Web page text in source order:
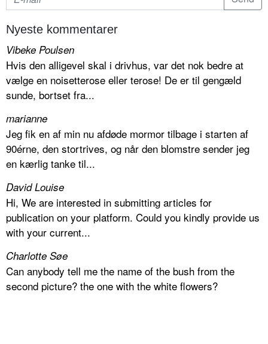
Nyeste kommentarer
Vibeke Poulsen
Hvis den alligevel skal i drivhus, var det nok bedre at
vælge en noisetterose eller terose! De er til gengæld
sunde, bortset fra...
marianne
Jeg fik en af min nu afdøde mormor tilbage i starten af
90érne, den stortrives, og når den blomstre sender jeg
en kærlig tanke til...
David Louise
Hi, We are interested in submitting articles for
publication on your platform. Could you kindly provide us
with your current...
Charlotte Søe
Can anybody tell me the name of the bush from the
second picture? the one with the white flowers?